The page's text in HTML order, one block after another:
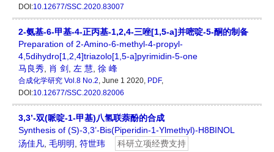
DOI:10.12677/SSC.2020.83007
2-氨基-6-甲基-4-正丙基-1,2,4-三唑[1,5-a]并嘧啶-5-酮的制备
Preparation of 2-Amino-6-methyl-4-propyl-
4,5dihydro[1,2,4]triazolo[1,5-a]pyrimidin-5-one
马良秀, 肖 剑 , 左 慧, 徐 峰
合成化学研究 Vol.8 No.2, June 1 2020, PDF,
DOI:10.12677/SSC.2020.82006
3,3’-双(哌啶-1-甲基)八氢联萘酚的合成
Synthesis of (S)-3,3’-Bis(Piperidin-1-Ylmethyl)-H8BINOL
汤佳凡, 毛明明, 符世玮 科研立项经费支持